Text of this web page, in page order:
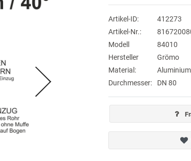
Artikel-ID:
412273
Artikel-Nr.:
Modell
84010
Hersteller
Grömo
Material:
Aluminium
Durchmesser:
DN 80